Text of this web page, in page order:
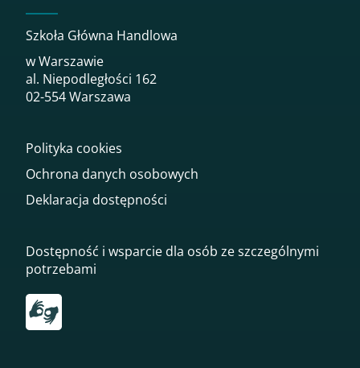
Szkoła Główna Handlowa
w Warszawie
al. Niepodległości 162
02-554 Warszawa
Polityka cookies
Ochrona danych osobowych
Deklaracja dostępności
Dostępność i wsparcie dla osób ze szczególnymi
potrzebami
Przekierowanie do tłumacza on-line języka migowego